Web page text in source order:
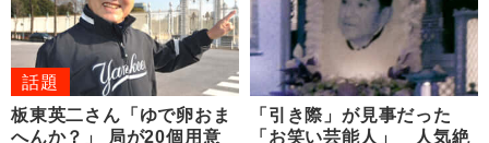
話題
板東英二さん「ゆで卵おま
へんか？」 局が20個用意
「引き際」が見事だった
「お笑い芸能人」 人気絶